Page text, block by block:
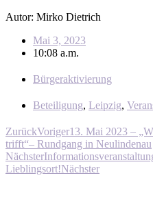
Autor: Mirko Dietrich
Mai 3, 2023
10:08 a.m.
Bürgeraktivierung
Beteiligung, Leipzig,
ZurückVoriger13. Mai 2023 –
trifft“– Rundgang in Neulindenau
Nächster
Lieblingsort!Nächster